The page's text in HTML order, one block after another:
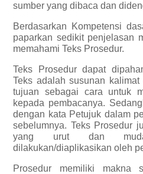
sumber yang dibaca dan
Berdasarkan Kompetensi
paparkan sedikit penjelasan
memahami Teks Prosedur.
Teks Prosedur dapat
Teks adalah susunan
tujuan sebagai cara untuk
kepada pembacanya.
dengan kata Petujuk dalam
sebelumnya. Teks Prosedur
yang urut dan
dilakukan/diaplikasikan oleh
Prosedur memiliki makna